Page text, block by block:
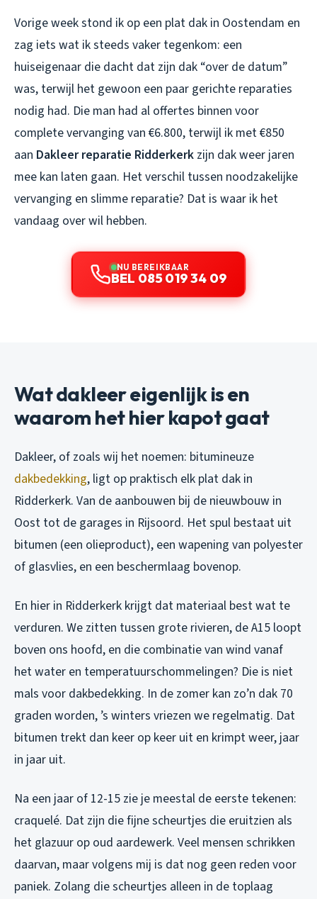
Vorige week stond ik op een plat dak in Oostendam en
zag iets wat ik steeds vaker tegenkom: een
huiseigenaar die dacht dat zijn dak “over de datum”
was, terwijl het gewoon een paar gerichte reparaties
nodig had. Die man had al offertes binnen voor
complete vervanging van €6.800, terwijl ik met €850
aan Dakleer reparatie Ridderkerk zijn dak weer jaren
mee kan laten gaan. Het verschil tussen noodzakelijke
vervanging en slimme reparatie? Dat is waar ik het
vandaag over wil hebben.
NU BEREIKBAAR
BEL 085 019 34 09
Wat dakleer eigenlijk is en
waarom het hier kapot gaat
Dakleer, of zoals wij het noemen: bitumineuze
dakbedekking, ligt op praktisch elk plat dak in
Ridderkerk. Van de aanbouwen bij de nieuwbouw in
Oost tot de garages in Rijsoord. Het spul bestaat uit
bitumen (een olieproduct), een wapening van polyester
of glasvlies, en een beschermlaag bovenop.
En hier in Ridderkerk krijgt dat materiaal best wat te
verduren. We zitten tussen grote rivieren, de A15 loopt
boven ons hoofd, en die combinatie van wind vanaf
het water en temperatuurschommelingen? Die is niet
mals voor dakbedekking. In de zomer kan zo’n dak 70
graden worden, ’s winters vriezen we regelmatig. Dat
bitumen trekt dan keer op keer uit en krimpt weer, jaar
in jaar uit.
Na een jaar of 12-15 zie je meestal de eerste tekenen:
craquelé. Dat zijn die fijne scheurtjes die eruitzien als
het glazuur op oud aardewerk. Veel mensen schrikken
daarvan, maar volgens mij is dat nog geen reden voor
paniek. Zolang die scheurtjes alleen in de toplaag